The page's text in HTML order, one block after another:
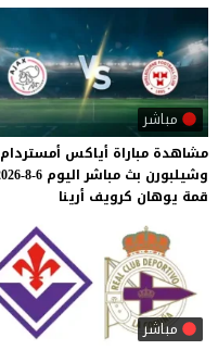
مباشر
مشاهدة مباراة أياكس أمستردام
وشيلبورن بث مباشر اليوم 6-8-2026
قمة يوهان كرويف أرينا
مباشر